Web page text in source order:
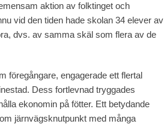
aktion av folktinget och
vid den tiden hade skolan 34 elever av
dvs. av samma skäl som flera av de
föregångare, engagerade ett flertal
Dess fortlevnad tryggades
ekonomin på fötter. Ett betydande
järnvägsknutpunkt med många